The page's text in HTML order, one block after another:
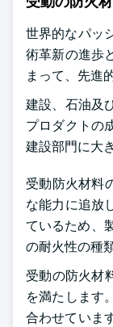
世界的なパッ
術革新の進歩
まって、先進
建設、石油及
プロダクトの
建設部門に大
受動防火材料
な能力に追放
ているため、
の耐火性の種
受動の防火材
を満たします
合わせていま